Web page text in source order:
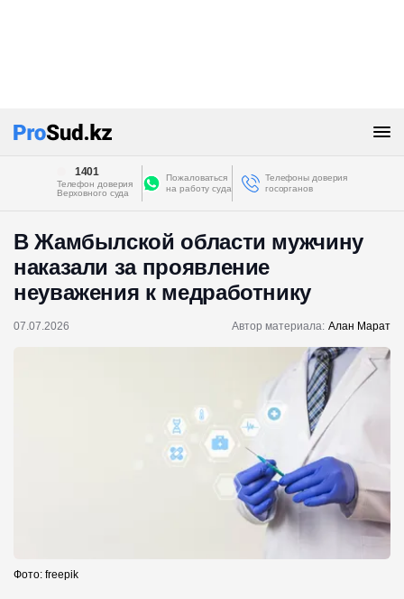
1401
Телефон доверия
Верховного суда
Пожаловаться
на работу суда
Телефоны доверия
госорганов
В Жамбылской области мужчину
наказали за проявление
неуважения к медработнику
07.07.2026 Автор материала: Алан Марат
Фото: freepik